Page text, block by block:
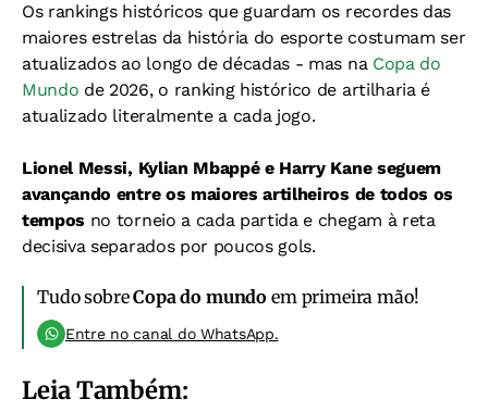
Os rankings históricos que guardam os recordes das
maiores estrelas da história do esporte costumam ser
atualizados ao longo de décadas - mas na Copa do
Mundo de 2026, o ranking histórico de artilharia é
atualizado literalmente a cada jogo.
Lionel Messi, Kylian Mbappé e Harry Kane seguem
avançando entre os maiores artilheiros de todos os
tempos no torneio a cada partida e chegam à reta
decisiva separados por poucos gols.
Tudo sobreCopa do mundo em primeira mão!
Entre no canal do WhatsApp.
Leia Também: